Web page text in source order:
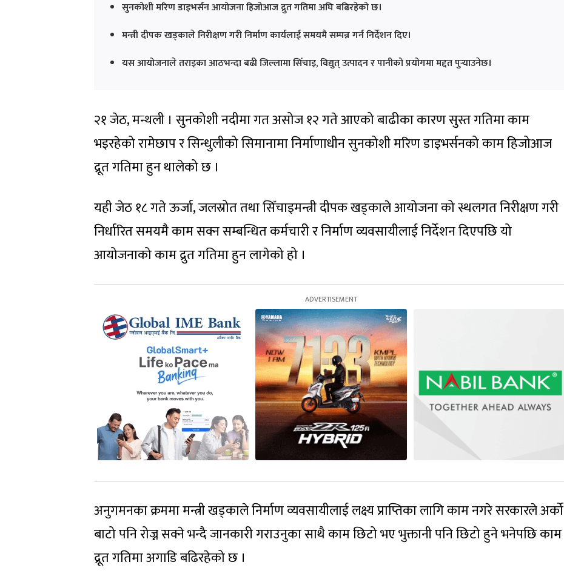
सुनकोशी मरिण डाइभर्सन आयोजना हिजोआज द्रुत गतिमा अघि बढिरहेको छ।
मन्त्री दीपक खड्काले निरीक्षण गरी निर्माण कार्यलाई समयमै सम्पन्न गर्न निर्देशन दिए।
यस आयोजनाले तराइका आठभन्दा बढी जिल्लामा सिँचाइ, विद्युत् उत्पादन र पानीको प्रयोगमा मद्दत पुर्‍याउनेछ।
२१ जेठ, मन्थली । सुनकोशी नदीमा गत असोज १२ गते आएको बाढीका कारण सुस्त गतिमा काम
भइरहेको रामेछाप र सिन्धुलीको सिमानामा निर्माणाधीन सुनकोशी मरिण डाइभर्सनको काम हिजोआज
द्रूत गतिमा हुन थालेको छ ।
यही जेठ १८ गते ऊर्जा, जलस्रोत तथा सिँचाइमन्त्री दीपक खड्काले आयोजना को स्थलगत निरीक्षण गरी
निर्धारित समयमै काम सक्न सम्बन्धित कर्मचारी र निर्माण व्यवसायीलाई निर्देशन दिएपछि यो
आयोजनाको काम द्रुत गतिमा हुन लागेको हो ।
अनुगमनका क्रममा मन्त्री खड्काले निर्माण व्यवसायीलाई लक्ष्य प्राप्तिका लागि काम नगरे सरकारले अर्को
बाटो पनि रोज्न सक्ने भन्दै जानकारी गराउनुका साथै काम छिटो भए भुक्तानी पनि छिटो हुने भनेपछि काम
द्रूत गतिमा अगाडि बढिरहेको छ ।